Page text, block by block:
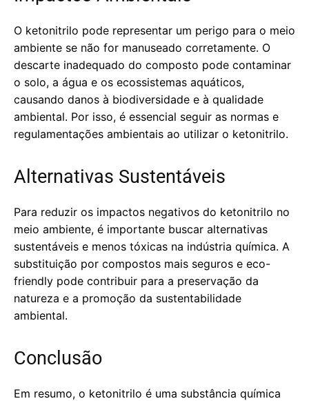
O ketonitrilo pode representar um perigo para o meio
ambiente se não for manuseado corretamente. O
descarte inadequado do composto pode contaminar
o solo, a água e os ecossistemas aquáticos,
causando danos à biodiversidade e à qualidade
ambiental. Por isso, é essencial seguir as normas e
regulamentações ambientais ao utilizar o ketonitrilo.
Alternativas Sustentáveis
Para reduzir os impactos negativos do ketonitrilo no
meio ambiente, é importante buscar alternativas
sustentáveis e menos tóxicas na indústria química. A
substituição por compostos mais seguros e eco-
friendly pode contribuir para a preservação da
natureza e a promoção da sustentabilidade
ambiental.
Conclusão
Em resumo, o ketonitrilo é uma substância química